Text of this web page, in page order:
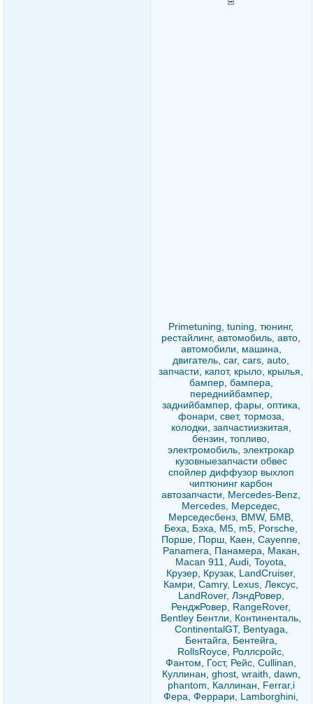
Primetuning, tuning, тюнинг,
рестайлинг, автомобиль, авто,
автомобили, машина,
двигатель, car, cars, auto,
запчасти, капот, крыло, крылья,
бампер, бампера,
переднийбампер,
заднийбампер, фары, оптика,
фонари, свет, тормоза,
колодки, запчастиизкитая,
бензин, топливо,
электромобиль, электрокар
кузовныезапчасти обвес
спойлер диффузор выхлоп
чиптюнинг карбон
автозапчасти, Mercedes-Benz,
Mercedes, Мерседес,
Мерседесбенз, BMW, БМВ,
Беха, Бэха, М5, m5, Porsche,
Порше, Порш, Каен, Cayenne,
Panamera, Панамера, Макан,
Macan 911, Audi, Toyota,
Крузер, Крузак, LandCruiser,
Камри, Camry, Lexus, Лексус,
LandRover, ЛэндРовер,
РенджРовер, RangeRover,
Bentley Бентли, Континенталь,
ContinentalGT, Bentyaga,
Бентайга, Бентейга,
RollsRoyce, Роллсройс,
Фантом, Гост, Рейс, Cullinan,
Куллинан, ghost, wraith, dawn,
phantom, Каллинан, Ferrar,i
Фера, Феррари, Lamborghini,